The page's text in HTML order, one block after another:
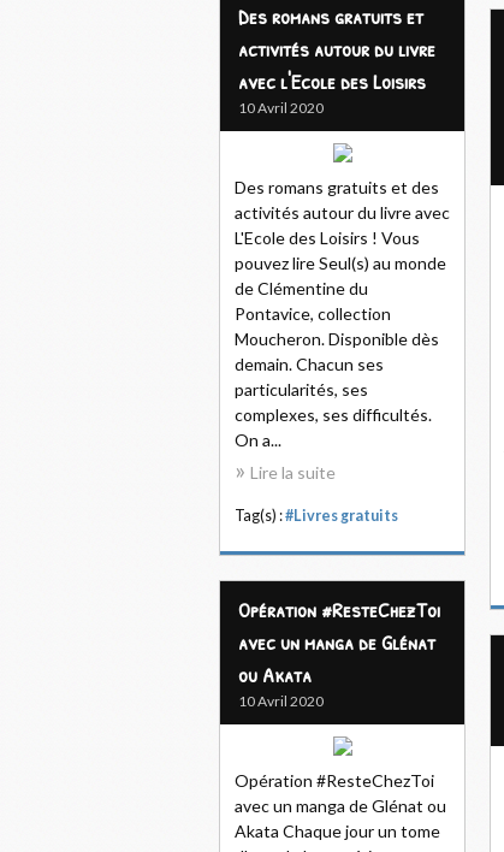
Des romans gratuits et
activités autour du livre
avec l'Ecole des Loisirs
10 Avril 2020
Des romans gratuits et des
activités autour du livre avec
L'Ecole des Loisirs ! Vous
pouvez lire Seul(s) au monde
de Clémentine du
Pontavice, collection
Moucheron. Disponible dès
demain. Chacun ses
particularités, ses
complexes, ses difficultés.
On a...
Lire la suite
Tag(s) :#Livres gratuits
Opération #ResteChezToi
avec un manga de Glénat
ou Akata
10 Avril 2020
Opération #ResteChezToi
avec un manga de Glénat ou
Akata Chaque jour un tome